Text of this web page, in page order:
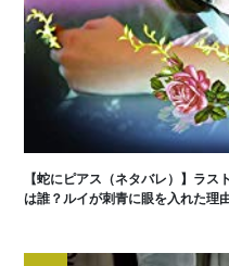
【蛇にピアス（ネタバレ）】ラ
は誰？ルイが刺青に眼を入れた理